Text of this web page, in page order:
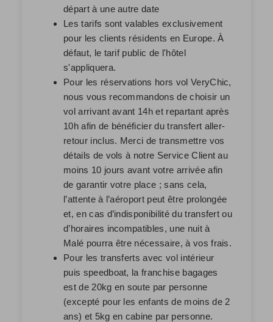
départ à une autre date
Les tarifs sont valables exclusivement
pour les clients résidents en Europe. À
défaut, le tarif public de l'hôtel
s'appliquera.
Pour les réservations hors vol VeryChic,
nous vous recommandons de choisir un
vol arrivant avant 14h et repartant après
10h afin de bénéficier du transfert aller-
retour inclus. Merci de transmettre vos
détails de vols à notre Service Client au
moins 10 jours avant votre arrivée afin
de garantir votre place ; sans cela,
l’attente à l’aéroport peut être prolongée
et, en cas d’indisponibilité du transfert ou
d’horaires incompatibles, une nuit à
Malé pourra être nécessaire, à vos frais.
Pour les transferts avec vol intérieur
puis speedboat, la franchise bagages
est de 20kg en soute par personne
(excepté pour les enfants de moins de 2
ans) et 5kg en cabine par personne.